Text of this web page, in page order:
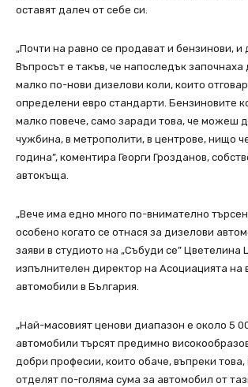
оставят далеч от себе си.
„Почти на равно се продават и бензинови, и
Въпросът е такъв, че напоследък започнаха
малко по-нови дизелови коли, които
определени евро стандарти. Бензиновите
малко повече, само заради това, че можеш
чужбина, в метрополити, в центрове, нищо
година”, коментира Георги Грозданов,
автокъща.
„Вече има едно много по-внимателно
особено когато се отнася за дизелови
заяви в студиото на „Събуди се” Цветелина
изпълнителен директор на Асоциацията на
автомобили в България.
„Най-масовият ценови диапазон е около 5
автомобили търсят предимно
добри професии, които обаче, въпреки това,
отделят по-голяма сума за автомобил от